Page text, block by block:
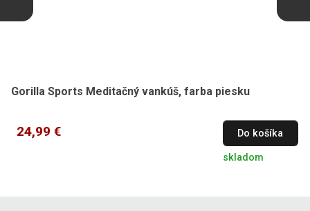
Gorilla Sports Meditačný vankúš, farba piesku
24,99 € Do košíka
skladom